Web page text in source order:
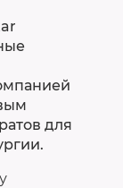
для